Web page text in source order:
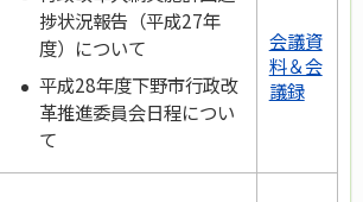
捗状況報告（平成27年
度）について
平成28年度下野市行政改
革推進委員会日程につい
て
会議資
料＆会
議録